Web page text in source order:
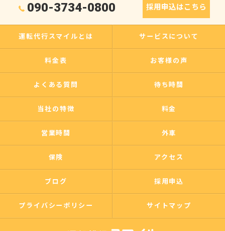
090-3734-0800 採用申込はこちら
運転代行スマイルとは サービスについて
料金表 お客様の声
よくある質問 待ち時間
当社の特徴 料金
営業時間 外車
保険 アクセス
ブログ 採用申込
プライバシーポリシー サイトマップ